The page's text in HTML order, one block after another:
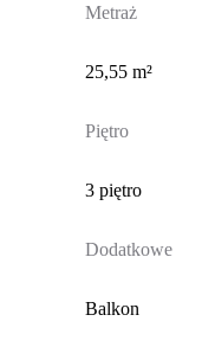
Metraż
25,55 m²
Piętro
3 piętro
Dodatkowe
Balkon